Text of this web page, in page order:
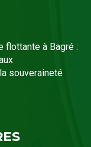
flottante à Bagré :
souveraineté